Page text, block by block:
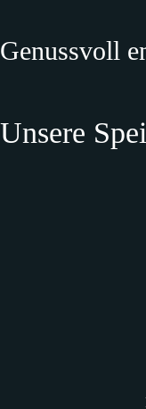
Genussvoll
Unsere